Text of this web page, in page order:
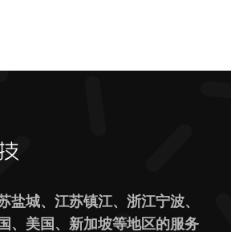
盐城、江苏镇江、浙江宁波、
、美国、新加坡等地区的服务